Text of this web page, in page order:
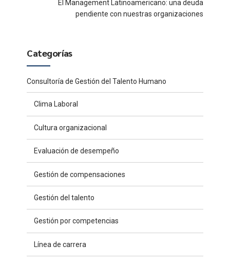
El Management Latinoamericano: una deuda
pendiente con nuestras organizaciones
Categorías
Consultoría de Gestión del Talento Humano
Clima Laboral
Cultura organizacional
Evaluación de desempeño
Gestión de compensaciones
Gestión del talento
Gestión por competencias
Línea de carrera